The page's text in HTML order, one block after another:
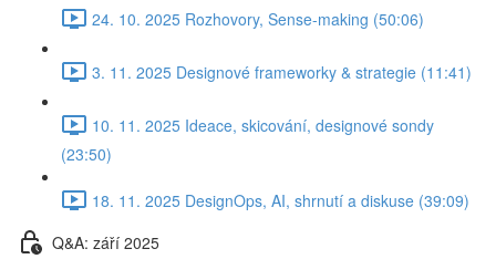
24. 10. 2025 Rozhovory, Sense-making (50:06)
3. 11. 2025 Designové frameworky & strategie (11:41)
10. 11. 2025 Ideace, skicování, designové sondy
(23:50)
18. 11. 2025 DesignOps, AI, shrnutí a diskuse (39:09)
Q&A: září 2025